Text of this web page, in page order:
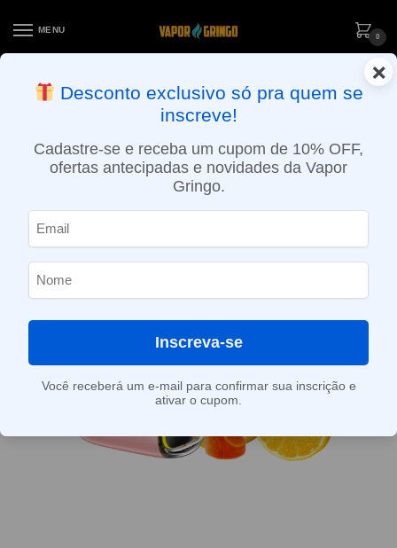
MENU
0
ENTREGA NO MESMO DIA EM SÃO PAULO (SEG A SEX): PEDIDOS
APROVADOS ATÉ 15:30 VIA MOTOBOY
×
Desconto exclusivo só pra quem se
inscreve!
Cadastre-se e receba um cupom de 10% OFF,
ofertas antecipadas e novidades da Vapor
Gringo.
Inscreva-se
Você receberá um e-mail para confirmar sua inscrição e
ativar o cupom.